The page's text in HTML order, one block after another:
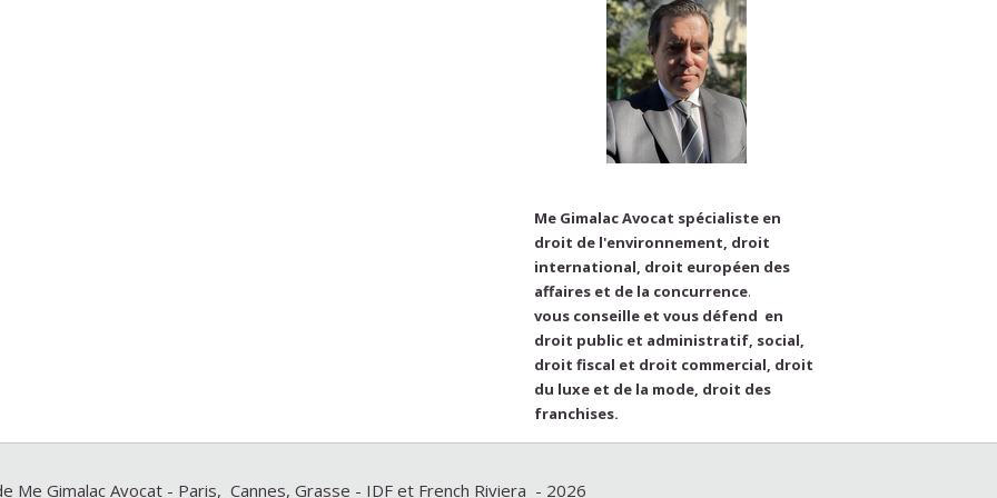
Me Gimalac Avocat spécialiste en
droit de l'environnement, droit
international, droit européen des
affaires et de la concurrence.
vous conseille et vous défend en
droit public et administratif, social,
droit fiscal et droit commercial, droit
du luxe et de la mode, droit des
franchises.
Me Gimalac Avocat - Paris, Cannes, Grasse - IDF et French Riviera - 2026